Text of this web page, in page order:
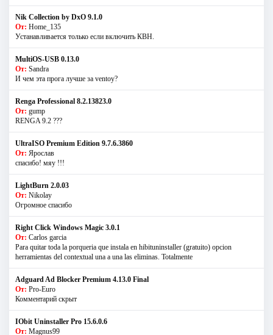
Nik Collection by DxO 9.1.0
От: Home_135
Устанавливается только если включить КВН.
MultiOS-USB 0.13.0
От: Sandra
И чем эта прога лучше за ventoy?
Renga Professional 8.2.13823.0
От: gump
RENGA 9.2 ???
UltraISO Premium Edition 9.7.6.3860
От: Ярослав
спасибо! мяу !!!
LightBurn 2.0.03
От: Nikolay
Огромное спасибо
Right Click Windows Magic 3.0.1
От: Carlos garcia
Para quitar toda la porqueria que instala en hibituninstaller (gratuito) opcion
herramientas del contextual una a una las eliminas. Totalmente
Adguard Ad Blocker Premium 4.13.0 Final
От: Pro-Euro
Комментарий скрыт
IObit Uninstaller Pro 15.6.0.6
От: Magnus99